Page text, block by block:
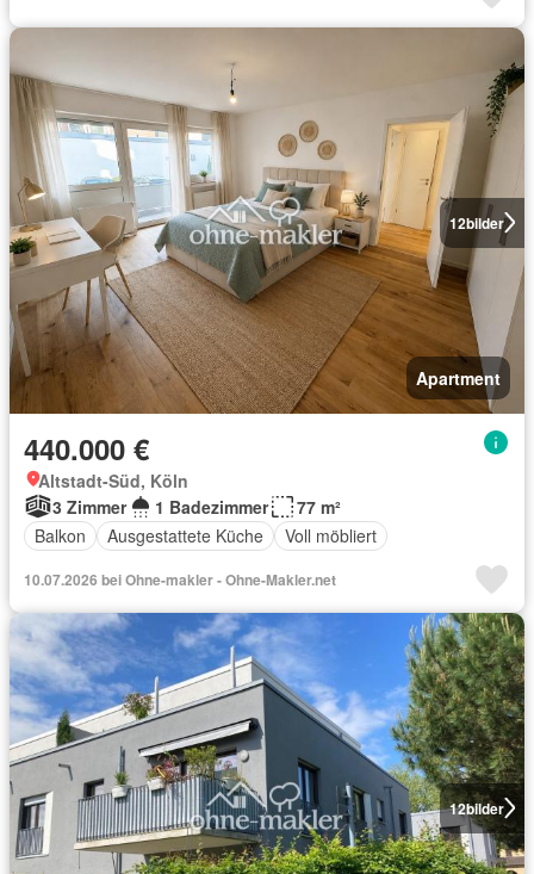
12bilder
Apartment
440.000 €
Altstadt-Süd, Köln
3 Zimmer
1 Badezimmer
77 m²
Balkon
Ausgestattete Küche Voll möbliert
10.07.2026 bei Ohne-makler - Ohne-Makler.net
12bilder